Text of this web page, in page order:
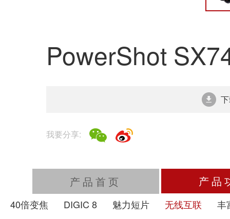
PowerShot
我要分享:
产品首页 产品
40倍变焦 DIGIC 8 魅力短片 无线互联 丰